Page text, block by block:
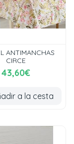
ANTIMANCHAS
CIRCE
43,60€
a la cesta